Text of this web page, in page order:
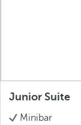
Junior Suite
Minibar